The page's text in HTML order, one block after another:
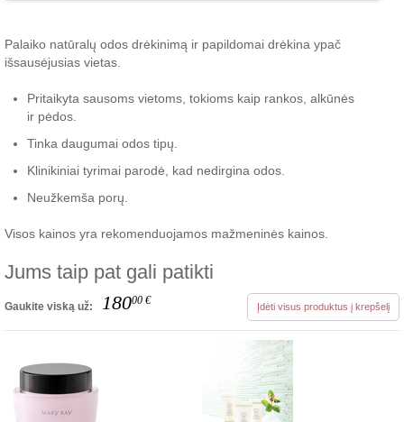
Palaiko natūralų odos drėkinimą ir papildomai drėkina ypač
išsausėjusias vietas.
Pritaikyta sausoms vietoms, tokioms kaip rankos, alkūnės
ir pėdos.
Tinka daugumai odos tipų.
Klinikiniai tyrimai parodė, kad nedirgina odos.
Neužkemša porų.
Visos kainos yra rekomenduojamos mažmeninės kainos.
Jums taip pat gali patikti
Gaukite viską už: 18000 € Įdėti visus produktus į krepšelį